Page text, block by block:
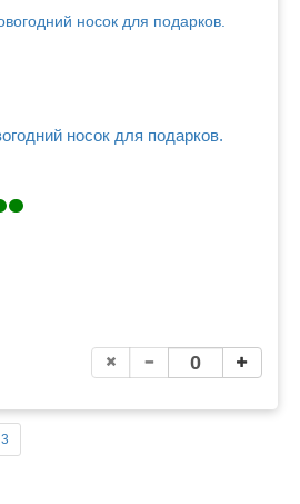
носок для подарков.
3